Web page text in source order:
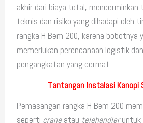
akhir dari biaya total,
teknis dan risiko yang dihadapi oleh
rangka H Bem 200, karena bobotnya
memerlukan perencanaan logistik
pengangkatan yang cermat.
Tantangan Instalasi Kanopi
Pemasangan rangka H Bem 200
seperti craneatau telehandleruntuk